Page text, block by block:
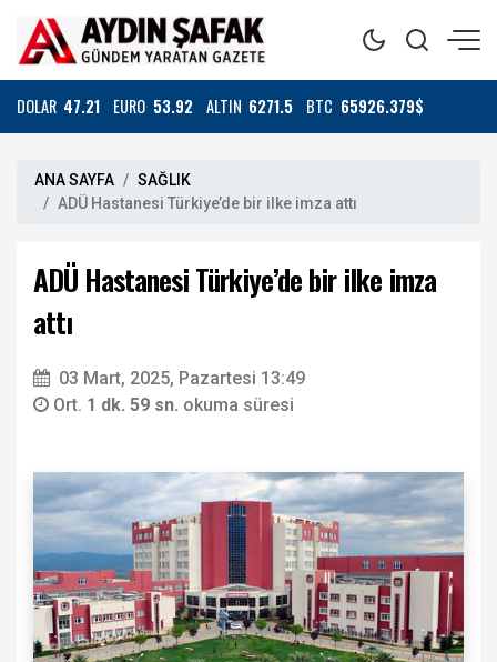
DOLAR 47.21 EURO 53.92 ALTIN 6271.5 BTC 65926.379$
ANA SAYFA
SAĞLIK
ADÜ Hastanesi Türkiye’de bir ilke imza attı
ADÜ Hastanesi Türkiye’de bir ilke imza
attı
03 Mart, 2025, Pazartesi 13:49
Ort. 1 dk. 59 sn. okuma süresi